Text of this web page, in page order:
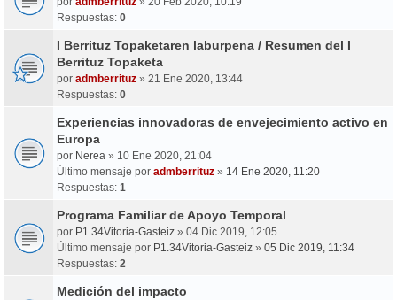
Respuestas: 0
I Berrituz Topaketaren laburpena / Resumen del I
Berrituz Topaketa
por admberrituz » 21 Ene 2020, 13:44
Respuestas: 0
Experiencias innovadoras de envejecimiento activo en
Europa
por Nerea » 10 Ene 2020, 21:04
Último mensaje por admberrituz » 14 Ene 2020, 11:20
Respuestas: 1
Programa Familiar de Apoyo Temporal
por P1.34Vitoria-Gasteiz » 04 Dic 2019, 12:05
Último mensaje por P1.34Vitoria-Gasteiz » 05 Dic 2019, 11:34
Respuestas: 2
Medición del impacto